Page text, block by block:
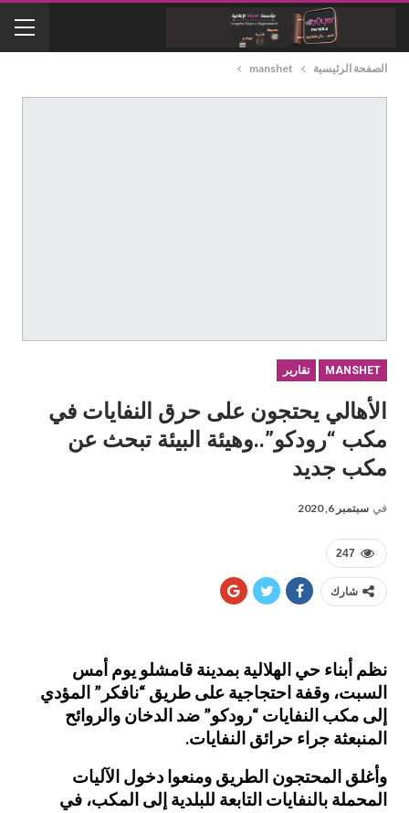
الصفحة الرئيسية manshet
MANSHET تقارير
الأهالي يحتجون على حرق النفايات في
مكب “رودكو”..وهيئة البيئة تبحث عن
مكب جديد
في سبتمبر 6, 2020
247
شارك
نظم أبناء حي الهلالية بمدينة قامشلو يوم أمس
السبت، وقفة احتجاجية على طريق “نافكر” المؤدي
إلى مكب النفايات “رودكو” ضد الدخان والروائح
المنبعثة جراء حرائق النفايات.
وأغلق المحتجون الطريق ومنعوا دخول الآليات
المحملة بالنفايات التابعة للبلدية إلى المكب، في